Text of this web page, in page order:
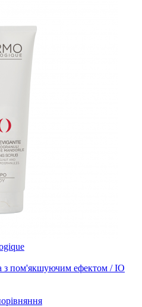
з пом'якшуючим ефектом / IO